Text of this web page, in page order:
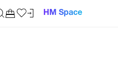
HM Space